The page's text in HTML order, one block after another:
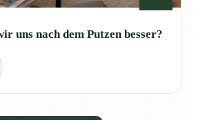
uns nach dem Putzen besser?